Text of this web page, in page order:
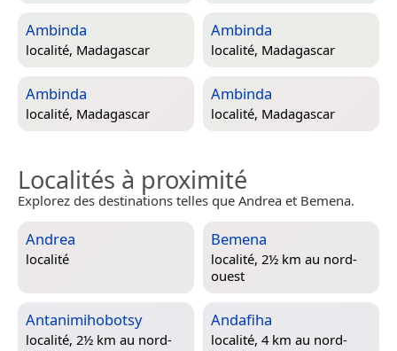
Ambinda
localité, Madagascar
Ambinda
localité, Madagascar
Ambinda
localité, Madagascar
Ambinda
localité, Madagascar
Localités à proximité
Explorez des destinations telles que Andrea et Bemena.
Andrea
localité
Bemena
localité, 2½ km au nord-
ouest
Antanimihobotsy
localité, 2½ km au nord-
Andafiha
localité, 4 km au nord-